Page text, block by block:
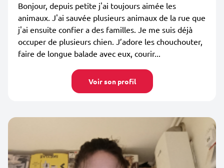
Bonjour, depuis petite j'ai toujours aimée les
animaux. J'ai sauvée plusieurs animaux de la rue que
j'ai ensuite confier a des familles. Je me suis déjà
occuper de plusieurs chien. J’adore les chouchouter,
faire de longue balade avec eux, courir...
Voir son profil